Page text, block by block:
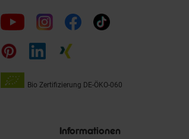
Folge
uns
auf
Bio Zertifizierung DE-ÖKO-060
Informationen